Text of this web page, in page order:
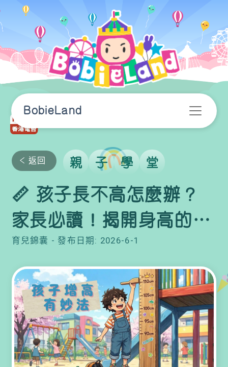
BobieLand
親 子 學 堂
返回
📏 孩子長不高怎麼辦？
家長必讀！揭開身高的秘
密與科學對策 🌱
育兒錦囊 - 發布日期: 2026-6-1